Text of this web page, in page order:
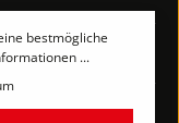
bestmögliche
...